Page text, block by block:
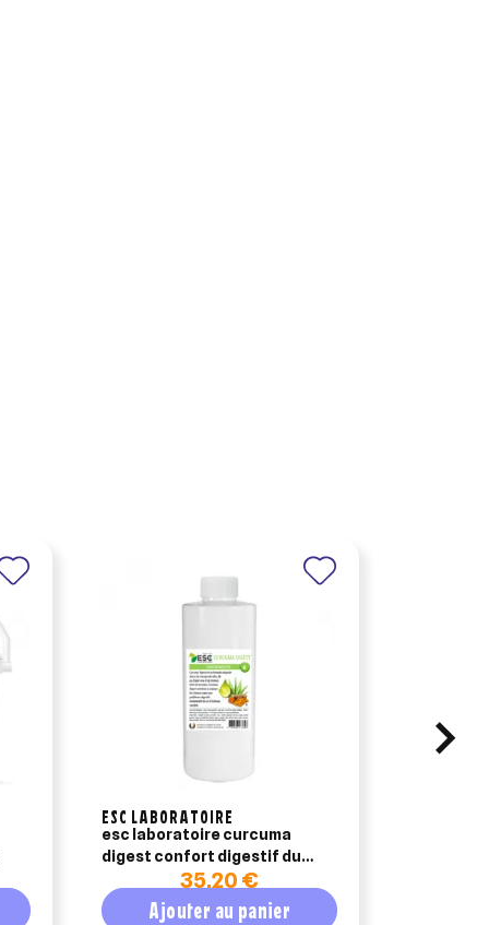
ESC LABORATOIRE
esc laboratoire curcuma
digest confort digestif du
35,20 €
Ajouter au panier